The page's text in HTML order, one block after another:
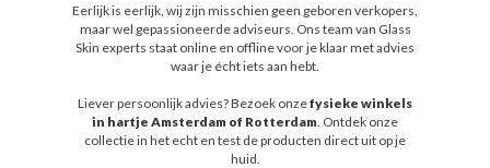
Eerlijk is eerlijk, wij zijn misschien geen geboren verkopers,
maar wel gepassioneerde adviseurs. Ons team van Glass
Skin experts staat online en offline voor je klaar met advies
waar je écht iets aan hebt.
Liever persoonlijk advies? Bezoek onzefysieke winkels
in hartje Amsterdam of Rotterdam . Ontdek onze
collectie in het echt en test de producten direct uit op je
huid.